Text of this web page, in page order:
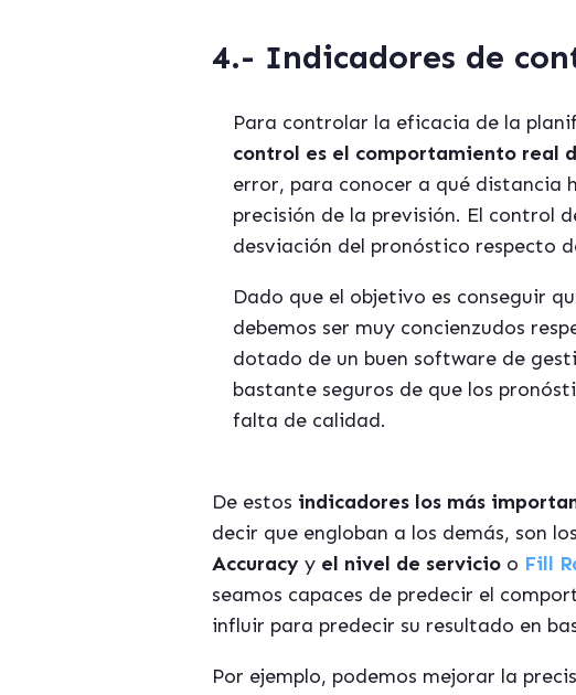
4.- Indicadores de
Para controlar la eficacia de la
control es el comportamiento real
error, para conocer a qué distancia
precisión de la previsión. El control
desviación del pronóstico respecto
Dado que el objetivo es conseguir
debemos ser muy concienzudos
dotado de un buen software de
bastante seguros de que los
falta de calidad.
De estos indicadores los más
decir que engloban a los demás, son los
Accuracy y el nivel de servicio o Fill
seamos capaces de predecir el
influir para predecir su resultado en
Por ejemplo, podemos mejorar la